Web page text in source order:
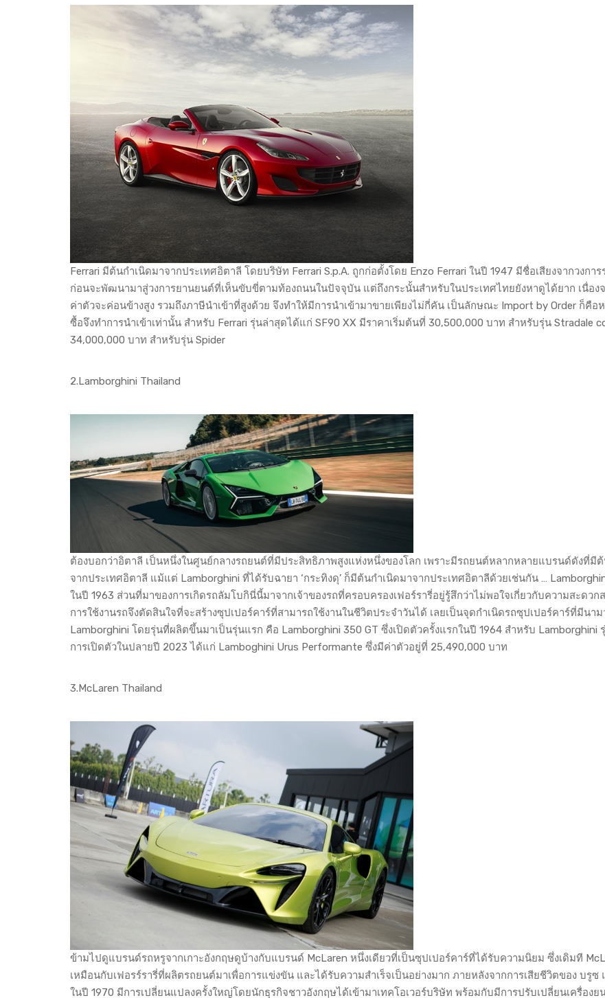
Ferrari มีต้นกำเนิดมาจากประเทศอิตาลี โดยบริษัท Ferrari S.p.A. ถูกก่อตั้งโดย Enzo Ferrari ในปี 1947 มีชื่อเสียงจากวงกา
ก่อนจะพัฒนามาสู่วงการยานยนต์ที่เห็นขับขี่ตามท้องถนนในปัจจุบัน แต่ถึงกระนั้นสำหรับในประเทศไทยยังหาดูได้ยาก เนื่อง
ค่าตัวจะค่อนข้างสูง รวมถึงภาษีนำเข้าที่สูงด้วย จึงทำให้มีการนำเข้ามาขายเพียงไม่กี่คัน เป็นลักษณะ Import by Order ก็คือ
ซื้อจึงทำการนำเข้าเท่านั้น สำหรับ Ferrari รุ่นล่าสุดได้แก่ SF90 XX มีราคาเริ่มต้นที่ 30,500,000 บาท สำหรับรุ่น Stradale
34,000,000 บาท สำหรับรุ่น Spider
2.Lamborghini Thailand
ต้องบอกว่าอิตาลี เป็นหนึ่งในศูนย์กลางรถยนต์ที่มีประสิทธิภาพสูงแห่งหนึ่งของโลก เพราะมีรถยนต์หลากหลายแบรนด์ดังที่มี
จากประเทศอิตาลี แม้แต่ Lamborghini ที่ได้รับฉายา ‘กระทิงดุ’ ก็มีต้นกำเนิดมาจากประเทศอิตาลีด้วยเช่นกัน …
ในปี 1963 ส่วนที่มาของการเกิดรถลัมโบกินี่นี้มาจากเจ้าของรถที่ครอบครองเฟอร์รารี่อยู่รู้สึกว่าไม่พอใจเกี่ยวกับความสะดวก
การใช้งานรถจึงตัดสินใจที่จะสร้างซุปเปอร์คาร์ที่สามารถใช้งานในชีวิตประจำวันได้ เลยเป็นจุดกำเนิดรถซุปเปอร์คาร์ที่มีนาม
Lamborghini โดยรุ่นที่ผลิตขึ้นมาเป็นรุ่นแรก คือ Lamborghini 350 GT ซึ่งเปิดตัวครั้งแรกในปี 1964 สำหรับ Lamborghini
การเปิดตัวในปลายปี 2023 ได้แก่ Lamboghini Urus Performante ซึ่งมีค่าตัวอยู่ที่ 25,490,000 บาท
3.McLaren Thailand
ข้ามไปดูแบรนด์รถหรูจากเกาะอังกฤษดูบ้างกับแบรนด์ McLaren หนึ่งเดียวที่เป็นซุปเปอร์คาร์ที่ได้รับความนิยม ซึ่งเดิมที
เหมือนกับเฟอรร์รารี่ที่ผลิตรถยนต์มาเพื่อการแข่งขัน และได้รับความสำเร็จเป็นอย่างมาก ภายหลังจากการเสียชีวิตของ บรูซ
ในปี 1970 มีการเปลี่ยนแปลงครั้งใหญ่โดยนักธุรกิจชาวอังกฤษได้เข้ามาเทคโอเวอร์บริษัท พร้อมกับมีการปรับเปลี่ยนเครื่องย